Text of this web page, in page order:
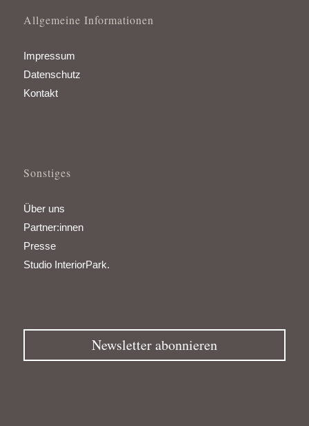
Allgemeine Informationen
Impressum
Datenschutz
Kontakt
Sonstiges
Über uns
Partner:innen
Presse
Studio InteriorPark.
Newsletter abonnieren